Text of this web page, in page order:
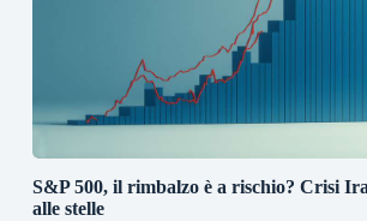
S&P 500, il rimbalzo è a rischio? Crisi
alle stelle